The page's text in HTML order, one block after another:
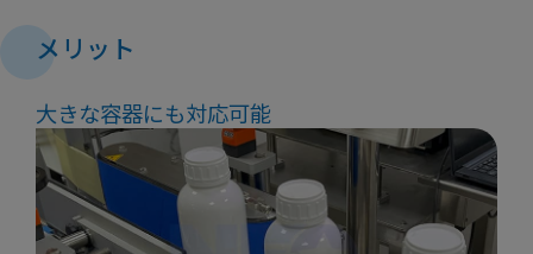
メリット
大きな容器にも対応可能